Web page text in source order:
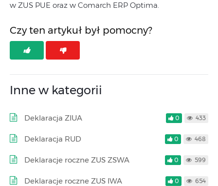
w ZUS PUE oraz w Comarch ERP Optima.
Czy ten artykuł był pomocny?
Inne w kategorii
Deklaracja ZIUA 0 433
Deklaracja RUD 0 468
Deklaracje roczne ZUS ZSWA 0 599
Deklaracje roczne ZUS IWA 0 654